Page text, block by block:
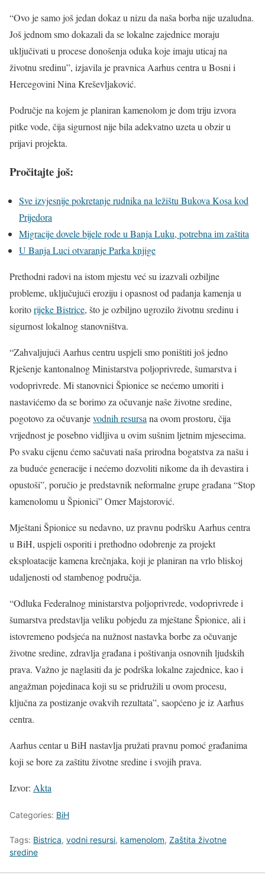
“Ovo je samo još jedan dokaz u nizu da naša borba nije uzaludna.
Još jednom smo dokazali da se lokalne zajednice moraju
uključivati u procese donošenja oduka koje imaju uticaj na
životnu sredinu”, izjavila je pravnica Aarhus centra u Bosni i
Hercegovini Nina Kreševljaković.
Područje na kojem je planiran kamenolom je dom triju izvora
pitke vode, čija sigurnost nije bila adekvatno uzeta u obzir u
prijavi projekta.
Pročitajte još:
Sve izvjesnije pokretanje rudnika na ležištu Bukova Kosa kod
Prijedora
Migracije dovele bijele rode u Banja Luku, potrebna im zaštita
U Banja Luci otvaranje Parka knjige
Prethodni radovi na istom mjestu već su izazvali ozbiljne
probleme, uključujući eroziju i opasnost od padanja kamenja u
koritorijeke Bistrice, što je ozbiljno ugrozilo životnu sredinu i
sigurnost lokalnog stanovništva.
“Zahvaljujući Aarhus centru uspjeli smo poništiti još jedno
Rješenje kantonalnog Ministarstva poljoprivrede, šumarstva i
vodoprivrede. Mi stanovnici Špionice se nećemo umoriti i
nastavićemo da se borimo za očuvanje naše životne sredine,
pogotovo za očuvanjevodnih resursa na ovom prostoru, čija
vrijednost je posebno vidljiva u ovim sušnim ljetnim mjesecima.
Po svaku cijenu ćemo sačuvati naša prirodna bogatstva za našu i
za buduće generacije i nećemo dozvoliti nikome da ih devastira i
opustoši”, poručio je predstavnik neformalne grupe građana “Stop
kamenolomu u Špionici” Omer Majstorović.
Mještani Špionice su nedavno, uz pravnu podršku Aarhus centra
u BiH, uspjeli osporiti i prethodno odobrenje za projekt
eksploatacije kamena krečnjaka, koji je planiran na vrlo bliskoj
udaljenosti od stambenog područja.
“Odluka Federalnog ministarstva poljoprivrede, vodoprivrede i
šumarstva predstavlja veliku pobjedu za mještane Špionice, ali i
istovremeno podsjeća na nužnost nastavka borbe za očuvanje
životne sredine, zdravlja građana i poštivanja osnovnih ljudskih
prava. Važno je naglasiti da je podrška lokalne zajednice, kao i
angažman pojedinaca koji su se pridružili u ovom procesu,
ključna za postizanje ovakvih rezultata”, saopćeno je iz Aarhus
centra.
Aarhus centar u BiH nastavlja pružati pravnu pomoć građanima
koji se bore za zaštitu životne sredine i svojih prava.
Izvor: Akta
Categories: BiH
Tags: Bistrica, vodni resursi, kamenolom, Zaštita životne
sredine